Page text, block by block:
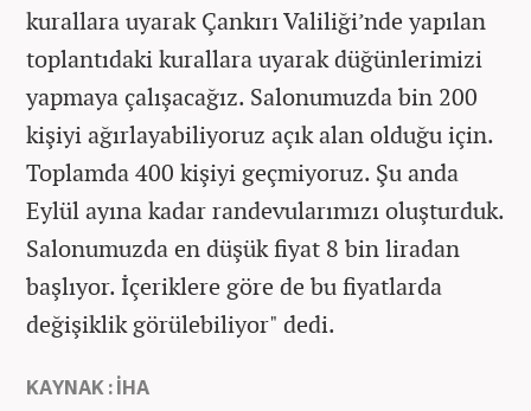
kurallara uyarak Çankırı Valiliği’nde yapılan
toplantıdaki kurallara uyarak düğünlerimizi
yapmaya çalışacağız. Salonumuzda bin 200
kişiyi ağırlayabiliyoruz açık alan olduğu için.
Toplamda 400 kişiyi geçmiyoruz. Şu anda
Eylül ayına kadar randevularımızı oluşturduk.
Salonumuzda en düşük fiyat 8 bin liradan
başlıyor. İçeriklere göre de bu fiyatlarda
değişiklik görülebiliyor" dedi.
KAYNAK : İHA